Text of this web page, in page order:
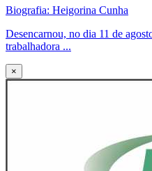
Biografia: Heigorina Cunha
Desencarnou, no dia 11 de
trabalhadora ...
×